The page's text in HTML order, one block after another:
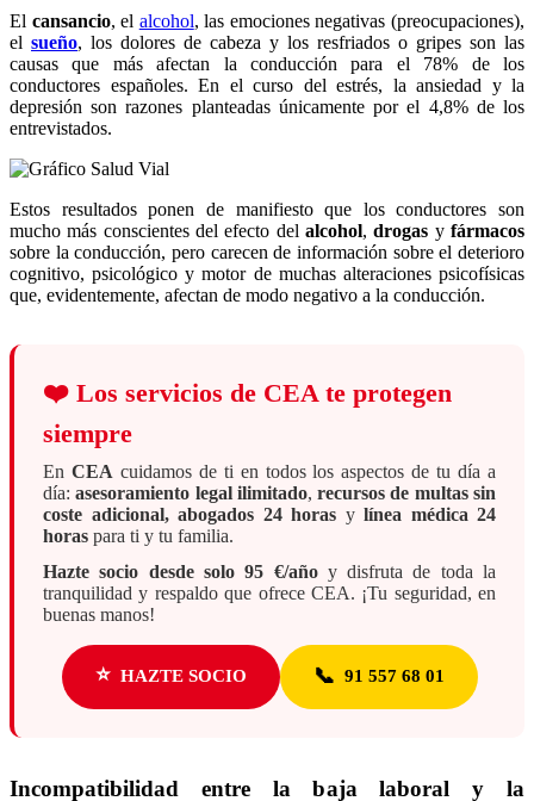
El cansancio, el alcohol, las emociones negativas (preocupaciones),
el sueño, los dolores de cabeza y los resfriados o gripes son las
causas que más afectan la conducción para el 78% de los
conductores españoles. En el curso del estrés, la ansiedad y la
depresión son razones planteadas únicamente por el 4,8% de los
entrevistados.
Estos resultados ponen de manifiesto que los conductores son
mucho más conscientes del efecto del alcohol,drogas yfármacos
sobre la conducción, pero carecen de información sobre el deterioro
cognitivo, psicológico y motor de muchas alteraciones psicofísicas
que, evidentemente, afectan de modo negativo a la conducción.
❤️ Los servicios de CEA te protegen
siempre
En CEA cuidamos de ti en todos los aspectos de tu día a
día:asesoramiento legal ilimitado,recursos de multas sin
coste adicional, abogados 24 horas y línea médica 24
horas para ti y tu familia.
Hazte socio desde solo 95 €/añoy disfruta de toda la
tranquilidad y respaldo que ofrece CEA. ¡Tu seguridad, en
buenas manos!
⭐ HAZTE SOCIO 📞 91 557 68 01
Incompatibilidad entre la baja laboral y la